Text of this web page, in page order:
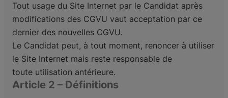
Tout usage du Site Internet par le Candidat après
modifications des CGVU vaut acceptation par ce
dernier des nouvelles CGVU.
Le Candidat peut, à tout moment, renoncer à utiliser
le Site Internet mais reste responsable de
toute utilisation antérieure.
Article 2 – Définitions